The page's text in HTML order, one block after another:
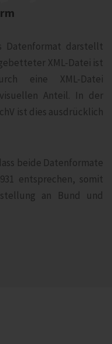
Datenformat darstellt
XML-Datei ist
eine XML-Datei
Anteil. In der
ist dies ausdrücklich
beide Datenformate
entsprechen, somit
an Bund und